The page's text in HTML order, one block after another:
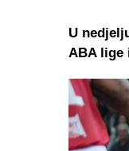
U
ABA lige